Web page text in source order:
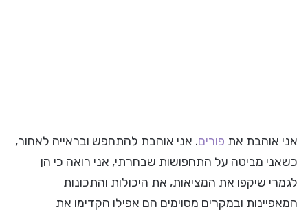
אני אוהבת את פורים. אני אוהבת להתחפש ובראייה לאחור,
כשאני מביטה על התחפושות שבחרתי, אני רואה כי הן
לגמרי שיקפו את המציאות, את היכולות והתכונות
המאפיינות ובמקרים מסוימים הם אפילו הקדימו את